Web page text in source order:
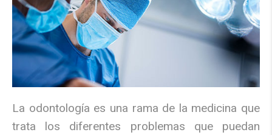
La odontología es una rama de la medicina que
trata los diferentes problemas que puedan